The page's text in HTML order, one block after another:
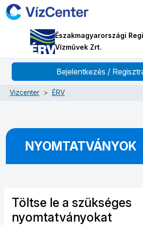
Északmagyarországi
Vízművek Zrt.
Bejelentkezés /
Vizcenter ÉRV
NYOMTATVÁNYOK
Töltse le a szükséges
nyomtatványokat